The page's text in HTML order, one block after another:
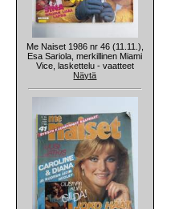
Me Naiset 1986 nr 46 (11.11.),
Esa Sariola, merkillinen Miami
Vice, laskettelu - vaatteet
Näytä